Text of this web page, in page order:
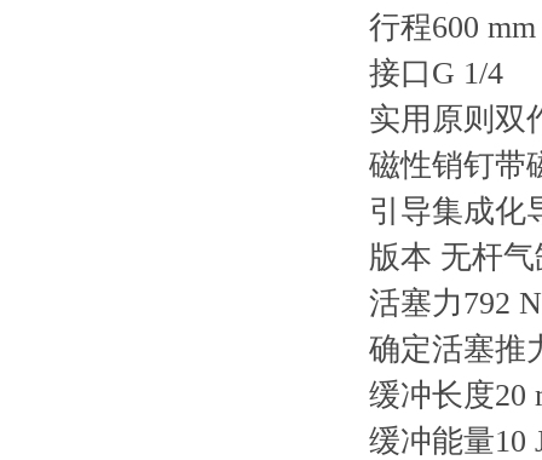
行程600 mm
接口G 1/4
实用原则双
磁性销钉带
引导集成化
版本 无杆气
活塞力792 N
确定活塞推
缓冲长度20
缓冲能量10